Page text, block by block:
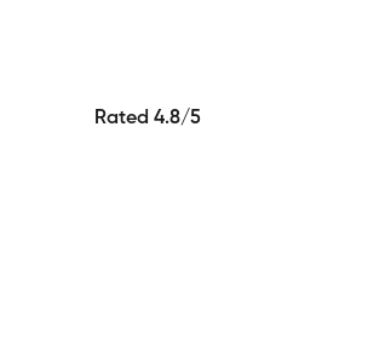
Rated 4.8/5